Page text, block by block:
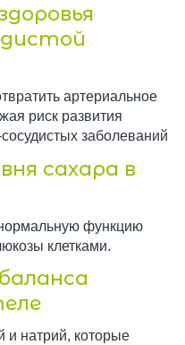
артериальное
риск развития
заболеваний
сахара в
функцию
клетками.
и натрий, которые